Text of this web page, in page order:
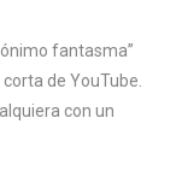
fantasma”
de YouTube.
con un